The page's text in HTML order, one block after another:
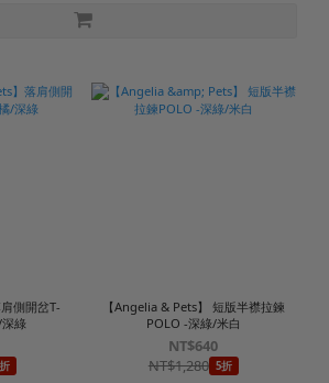
格，輕鬆搭配 T 恤、背心或防曬外套。
材質:80%尼龍/20%彈性纖維
側開岔T-
綠
【Angelia & Pets】 短版半襟拉鍊
POLO -深綠/米白
NT$640
NT$1,280 5折